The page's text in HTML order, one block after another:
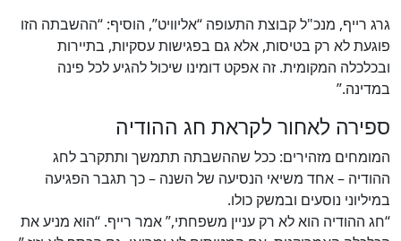
גרג רייף, מנכ"ל קבוצת התעופה “אליוויט”, הוסיף: “ההשבתה הזו
פוגעת לא רק בטיסות, אלא גם בפגישות עסקיות, בתיירות
ובכלכלה המקומית. זה אפקט דומינו שיכול להגיע לכל פינה
במדינה.”
ספירה לאחור לקראת חג ההודיה
המומחים מזהירים: ככל שההשבתה תתמשך ותתקרב לחג
ההודיה – אחד משיאי הנסיעה של השנה – כך תגבר הפגיעה
במיליוני נוסעים ובמשק כולו.
“חג ההודיה הוא לא רק עניין משפחתי,” אמר רייף. “הוא מניע את